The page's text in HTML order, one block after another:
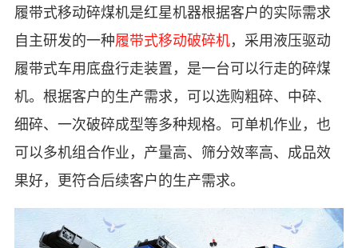
履带式移动碎煤机是红星机器根据客户的实际需求
自主研发的一种履带式移动破碎机，采用液压驱动
履带式车用底盘行走装置，是一台可以行走的碎煤
机。根据客户的生产需求，可以选购粗碎、中碎、
细碎、一次破碎成型等多种规格。可单机作业，也
可以多机组合作业，产量高、筛分效率高、成品效
果好，更符合后续客户的生产需求。